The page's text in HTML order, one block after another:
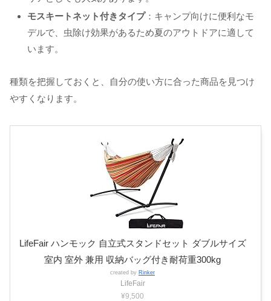
モスキートネット付きタイプ：キャンプ向けに便利なモ
デルで、虫除け効果があるため夏のアウトドアに適して
います。
種類を把握しておくと、自分の使い方に合った商品を見つけ
やすくなります。
LifeFair ハンモック 自立式スタンドセット ダブルサイズ
室内 室外 兼用 収納バッグ付き耐荷重300kg
created by Rinker
LifeFair
¥9,500